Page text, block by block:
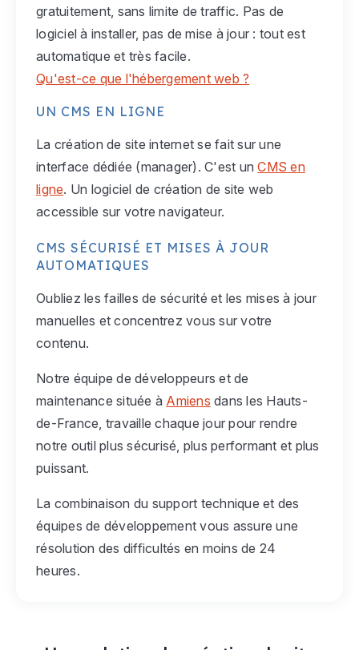
gratuitement, sans limite de traffic. Pas de
logiciel à installer, pas de mise à jour : tout est
automatique et très facile.
Qu'est-ce que l'hébergement web ?
UN CMS EN LIGNE
La création de site internet se fait sur une
interface dédiée (manager). C'est unCMS en
ligne. Un logiciel de création de site web
accessible sur votre navigateur.
CMS SÉCURISÉ ET MISES À JOUR
AUTOMATIQUES
Oubliez les failles de sécurité et les mises à jour
manuelles et concentrez vous sur votre
contenu.
Notre équipe de développeurs et de
maintenance située à Amiens dans les Hauts-
de-France, travaille chaque jour pour rendre
notre outil plus sécurisé, plus performant et plus
puissant.
La combinaison du support technique et des
équipes de développement vous assure une
résolution des difficultés en moins de 24
heures.